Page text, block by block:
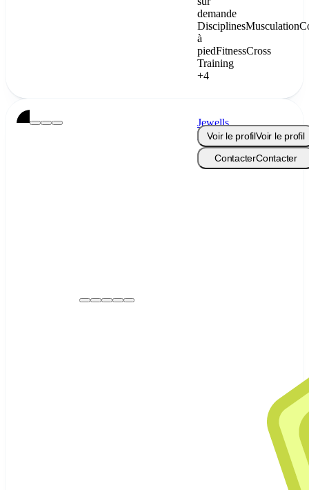
demande
DisciplinesMusculation
à
piedFitnessCross
Training
+4
Jewells
Passion
Voir le profilVoir le profil
ContacterContacter